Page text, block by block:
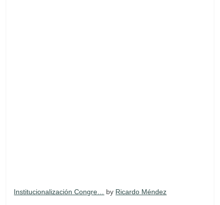
Institucionalización Congre… by Ricardo Méndez